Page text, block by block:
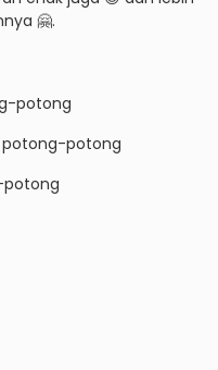
🤗.
potong
potong-potong